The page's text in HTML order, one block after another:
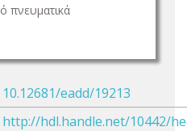
πνευματικά
10.12681/eadd/19213
http://hdl.handle.net/10442/